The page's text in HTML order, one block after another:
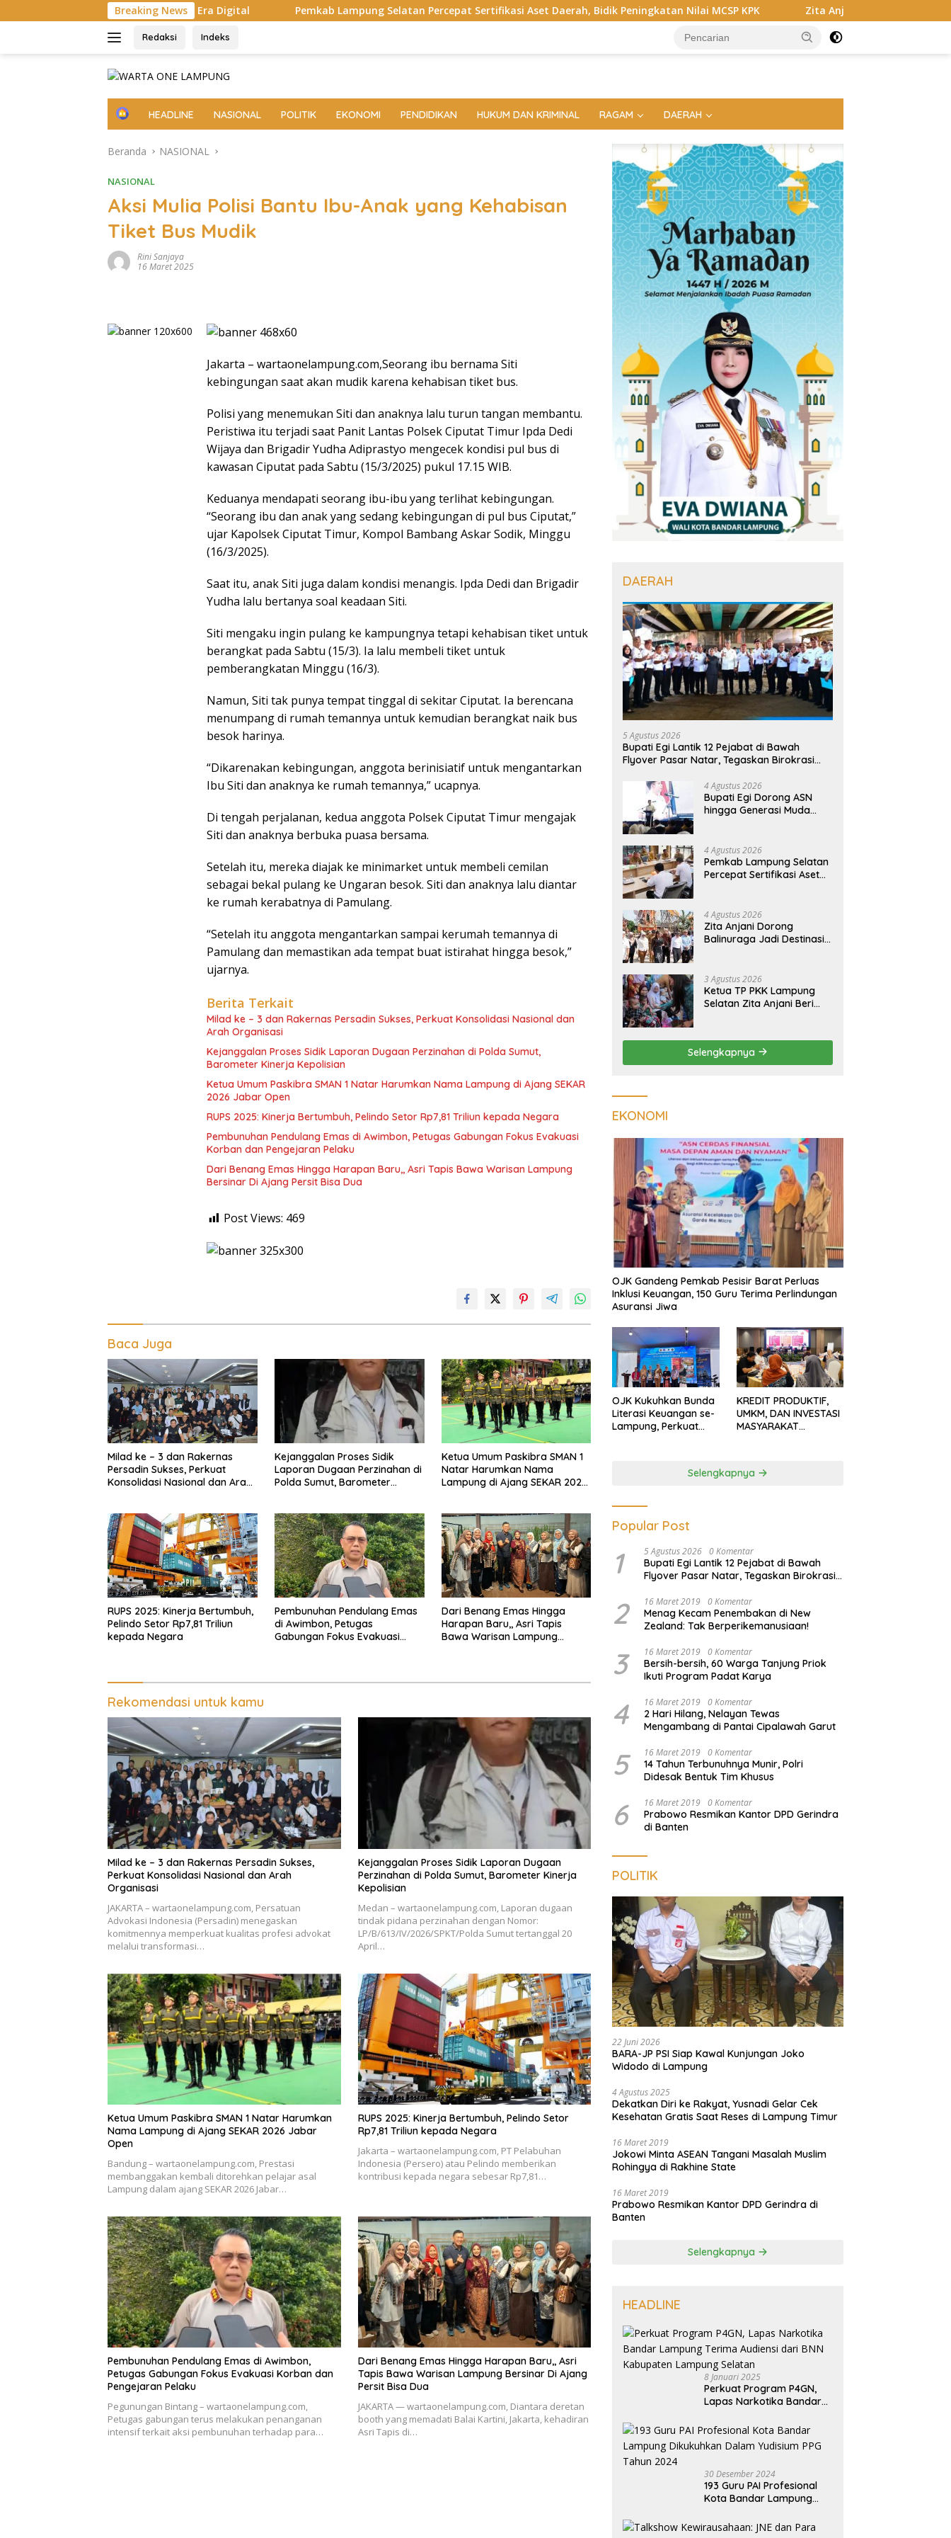
ke
Breaking News
Hadapi Era Digital Pemkab Lampung Selatan Percepat Sertifikasi Aset Daerah, Bidik Peningkatan Nilai MCSP KPK Zita Anjani Dorong Balinuraga Jadi Destinasi
Redaksi Indeks
H
e
HEADLINE NASIONAL POLITIK EKONOMI PENDIDIKAN HUKUM DAN KRIMINAL RAGAM DAERAH
Beranda NASIONAL
NASIONAL
Aksi Mulia Polisi Bantu Ibu-Anak yang Kehabisan
Tiket Bus Mudik
Rini Sanjaya
16 Maret 2025
Jakarta – wartaonelampung.com,Seorang ibu bernama Siti
kebingungan saat akan mudik karena kehabisan tiket bus.
Polisi yang menemukan Siti dan anaknya lalu turun tangan membantu.
Peristiwa itu terjadi saat Panit Lantas Polsek Ciputat Timur Ipda Dedi
Wijaya dan Brigadir Yudha Adiprastyo mengecek kondisi pul bus di
kawasan Ciputat pada Sabtu (15/3/2025) pukul 17.15 WIB.
Keduanya mendapati seorang ibu-ibu yang terlihat kebingungan.
“Seorang ibu dan anak yang sedang kebingungan di pul bus Ciputat,”
ujar Kapolsek Ciputat Timur, Kompol Bambang Askar Sodik, Minggu
(16/3/2025).
Saat itu, anak Siti juga dalam kondisi menangis. Ipda Dedi dan Brigadir
Yudha lalu bertanya soal keadaan Siti.
Siti mengaku ingin pulang ke kampungnya tetapi kehabisan tiket untuk
berangkat pada Sabtu (15/3). Ia lalu membeli tiket untuk
pemberangkatan Minggu (16/3).
Namun, Siti tak punya tempat tinggal di sekitar Ciputat. Ia berencana
menumpang di rumah temannya untuk kemudian berangkat naik bus
besok harinya.
“Dikarenakan kebingungan, anggota berinisiatif untuk mengantarkan
Ibu Siti dan anaknya ke rumah temannya,” ucapnya.
Di tengah perjalanan, kedua anggota Polsek Ciputat Timur mengajak
Siti dan anaknya berbuka puasa bersama.
Setelah itu, mereka diajak ke minimarket untuk membeli cemilan
sebagai bekal pulang ke Ungaran besok. Siti dan anaknya lalu diantar
ke rumah kerabatnya di Pamulang.
“Setelah itu anggota mengantarkan sampai kerumah temannya di
Pamulang dan memastikan ada tempat buat istirahat hingga besok,”
ujarnya.
Berita Terkait
Milad ke – 3 dan Rakernas Persadin Sukses, Perkuat Konsolidasi Nasional dan
Arah Organisasi
Kejanggalan Proses Sidik Laporan Dugaan Perzinahan di Polda Sumut,
Barometer Kinerja Kepolisian
Ketua Umum Paskibra SMAN 1 Natar Harumkan Nama Lampung di Ajang SEKAR
2026 Jabar Open
RUPS 2025: Kinerja Bertumbuh, Pelindo Setor Rp7,81 Triliun kepada Negara
Pembunuhan Pendulang Emas di Awimbon, Petugas Gabungan Fokus Evakuasi
Korban dan Pengejaran Pelaku
Dari Benang Emas Hingga Harapan Baru,, Asri Tapis Bawa Warisan Lampung
Bersinar Di Ajang Persit Bisa Dua
Post Views: 469
Baca Juga
Milad ke – 3 dan Rakernas
Persadin Sukses, Perkuat
Konsolidasi Nasional dan Arah
Kejanggalan Proses Sidik
Laporan Dugaan Perzinahan di
Polda Sumut, Barometer
Ketua Umum Paskibra SMAN 1
Natar Harumkan Nama
Lampung di Ajang SEKAR 2026
RUPS 2025: Kinerja Bertumbuh,
Pelindo Setor Rp7,81 Triliun
kepada Negara
Pembunuhan Pendulang Emas
di Awimbon, Petugas
Gabungan Fokus Evakuasi
Dari Benang Emas Hingga
Harapan Baru,, Asri Tapis
Bawa Warisan Lampung
Rekomendasi untuk kamu
Milad ke – 3 dan Rakernas Persadin Sukses,
Perkuat Konsolidasi Nasional dan Arah
Organisasi
JAKARTA – wartaonelampung.com, Persatuan
Advokasi Indonesia (Persadin) menegaskan
komitmennya memperkuat kualitas profesi advokat
melalui transformasi…
Kejanggalan Proses Sidik Laporan Dugaan
Perzinahan di Polda Sumut, Barometer Kinerja
Kepolisian
Medan – wartaonelampung.com, Laporan dugaan
tindak pidana perzinahan dengan Nomor:
LP/B/613/IV/2026/SPKT/Polda Sumut tertanggal 20
April…
Ketua Umum Paskibra SMAN 1 Natar Harumkan
Nama Lampung di Ajang SEKAR 2026 Jabar
Open
Bandung – wartaonelampung.com, Prestasi
membanggakan kembali ditorehkan pelajar asal
Lampung dalam ajang SEKAR 2026 Jabar…
RUPS 2025: Kinerja Bertumbuh, Pelindo Setor
Rp7,81 Triliun kepada Negara
Jakarta – wartaonelampung.com, PT Pelabuhan
Indonesia (Persero) atau Pelindo memberikan
kontribusi kepada negara sebesar Rp7,81…
Pembunuhan Pendulang Emas di Awimbon,
Petugas Gabungan Fokus Evakuasi Korban dan
Pengejaran Pelaku
Pegunungan Bintang – wartaonelampung.com,
Petugas gabungan terus melakukan penanganan
intensif terkait aksi pembunuhan terhadap para…
Dari Benang Emas Hingga Harapan Baru,, Asri
Tapis Bawa Warisan Lampung Bersinar Di Ajang
Persit Bisa Dua
JAKARTA — wartaonelampung.com, Diantara deretan
booth yang memadati Balai Kartini, Jakarta, kehadiran
Asri Tapis di…
DAERAH
5 Agustus 2026
Bupati Egi Lantik 12 Pejabat di Bawah
Flyover Pasar Natar, Tegaskan Birokrasi
4 Agustus 2026
Bupati Egi Dorong ASN
hingga Generasi Muda
Era Digital
4 Agustus 2026
Pemkab Lampung Selatan
Percepat Sertifikasi Aset
4 Agustus 2026
Zita Anjani Dorong
Balinuraga Jadi Destinasi
Tarik Nasional
3 Agustus 2026
Ketua TP PKK Lampung
Selatan Zita Anjani Beri
Sidomulyo
Selengkapnya
EKONOMI
OJK Gandeng Pemkab Pesisir Barat Perluas
Inklusi Keuangan, 150 Guru Terima Perlindungan
Asuransi Jiwa
OJK Kukuhkan Bunda
Literasi Keuangan se-
Lampung, Perkuat
KREDIT PRODUKTIF,
UMKM, DAN INVESTASI
MASYARAKAT
Selengkapnya
Popular Post
1 5 Agustus 2026 0 Komentar
Bupati Egi Lantik 12 Pejabat di Bawah
Flyover Pasar Natar, Tegaskan Birokrasi
2 16 Maret 2019 0 Komentar
Menag Kecam Penembakan di New
Zealand: Tak Berperikemanusiaan!
3 16 Maret 2019 0 Komentar
Bersih-bersih, 60 Warga Tanjung Priok
Ikuti Program Padat Karya
4 16 Maret 2019 0 Komentar
2 Hari Hilang, Nelayan Tewas
Mengambang di Pantai Cipalawah Garut
5 16 Maret 2019 0 Komentar
14 Tahun Terbunuhnya Munir, Polri
Didesak Bentuk Tim Khusus
6 16 Maret 2019 0 Komentar
Prabowo Resmikan Kantor DPD Gerindra
di Banten
POLITIK
22 Juni 2026
BARA-JP PSI Siap Kawal Kunjungan Joko
Widodo di Lampung
4 Agustus 2025
Dekatkan Diri ke Rakyat, Yusnadi Gelar Cek
Kesehatan Gratis Saat Reses di Lampung Timur
16 Maret 2019
Jokowi Minta ASEAN Tangani Masalah Muslim
Rohingya di Rakhine State
16 Maret 2019
Prabowo Resmikan Kantor DPD Gerindra di
Banten
Selengkapnya
HEADLINE
8 Januari 2025
Perkuat Program P4GN,
Lapas Narkotika Bandar
dari BNN Kabupaten
Lampung Selatan
30 Desember 2024
193 Guru PAI Profesional
Kota Bandar Lampung
Yudisium PPG Tahun 2024